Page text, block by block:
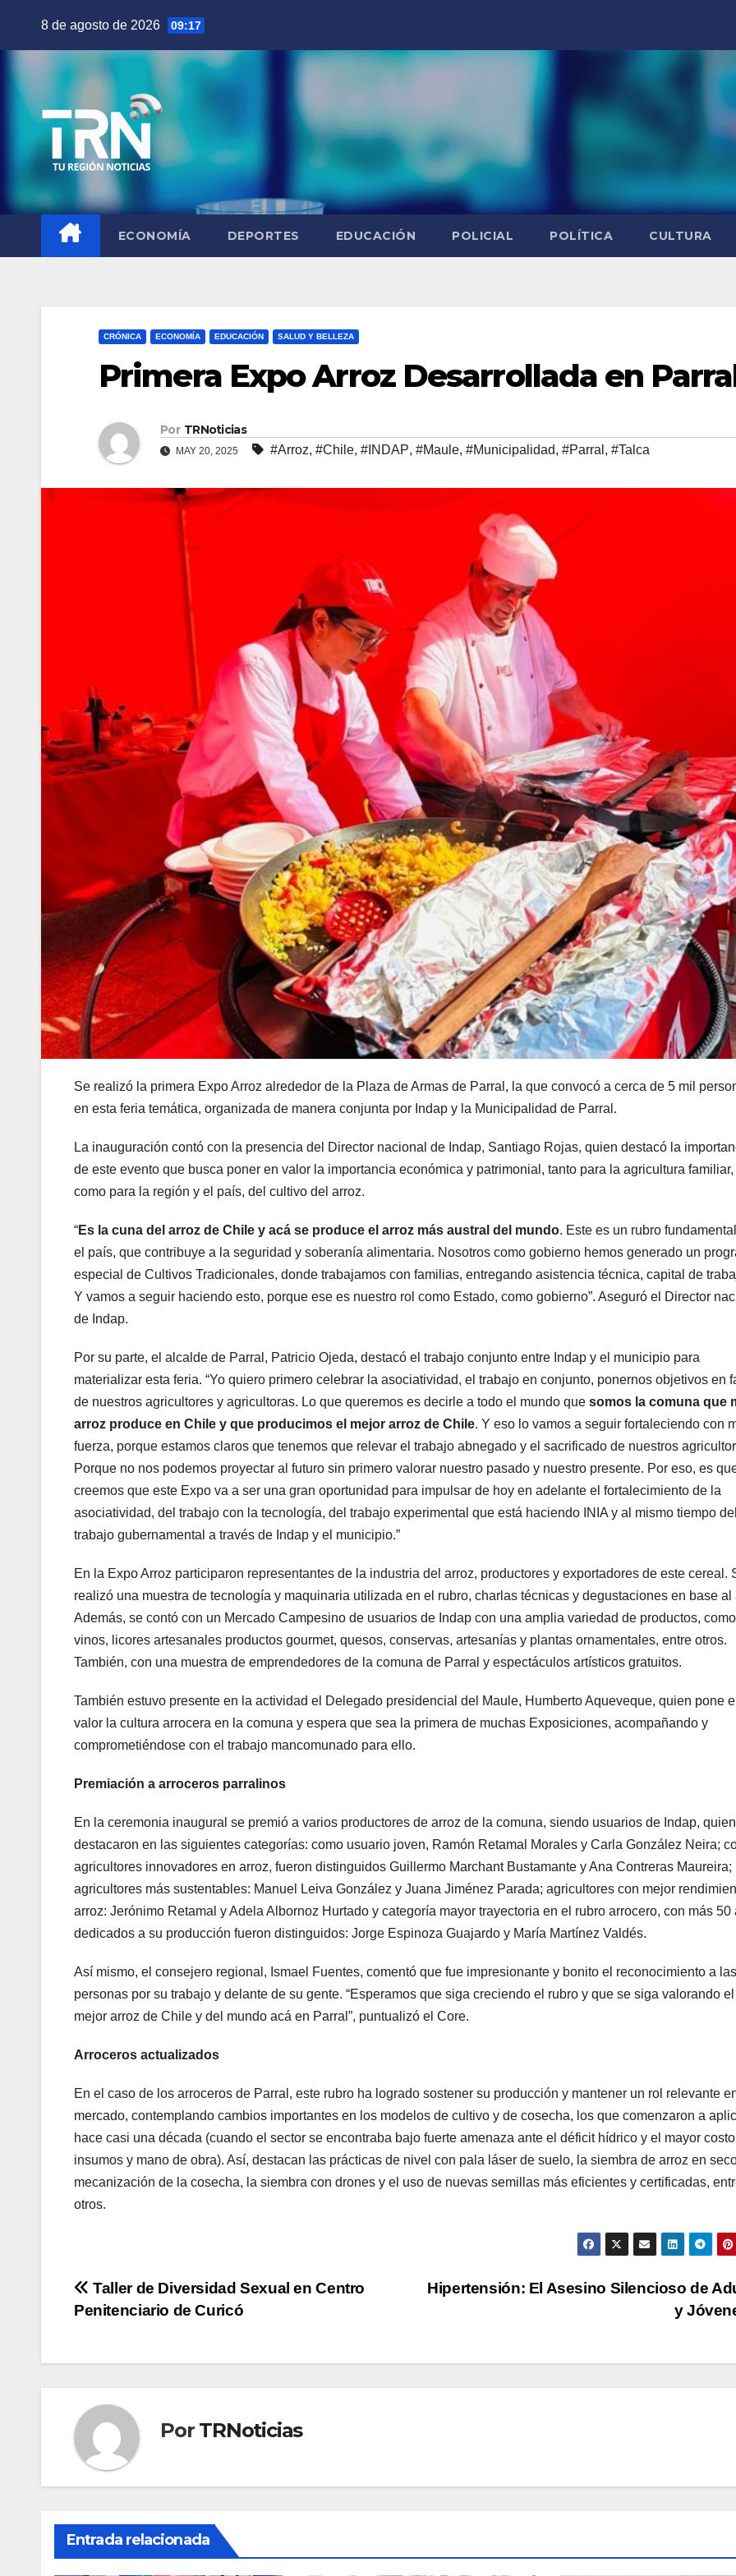
8 de agosto de 2026 09:17
ECONOMÍA DEPORTES EDUCACIÓN POLICIAL POLÍTICA CULTURA
CRÓNICA ECONOMÍA EDUCACIÓN SALUD Y BELLEZA
Primera Expo Arroz Desarrollada en
Por TRNoticias
MAY 20, 2025 #Arroz, #Chile, #INDAP, #Maule, #Municipalidad, #Parral , #Talca
Se realizó la primera Expo Arroz alrededor de la Plaza de Armas de Parral, la que convocó a cerca de 5 mil
en esta feria temática, organizada de manera conjunta por Indap y la Municipalidad de Parral.
La inauguración contó con la presencia del Director nacional de Indap, Santiago Rojas, quien destacó la
de este evento que busca poner en valor la importancia económica y patrimonial, tanto para la agricultura familiar,
como para la región y el país, del cultivo del arroz.
“Es la cuna del arroz de Chile y acá se produce el arroz más austral del mundo. Este es un rubro
el país, que contribuye a la seguridad y soberanía alimentaria. Nosotros como gobierno hemos generado un
especial de Cultivos Tradicionales, donde trabajamos con familias, entregando asistencia técnica, capital de
Y vamos a seguir haciendo esto, porque ese es nuestro rol como Estado, como gobierno”. Aseguró el Director
de Indap.
Por su parte, el alcalde de Parral, Patricio Ojeda, destacó el trabajo conjunto entre Indap y el municipio para
materializar esta feria. “Yo quiero primero celebrar la asociatividad, el trabajo en conjunto, ponernos objetivos en
de nuestros agricultores y agricultoras. Lo que queremos es decirle a todo el mundo que somos la comuna que
arroz produce en Chile y que producimos el mejor arroz de Chile. Y eso lo vamos a seguir fortaleciendo con
fuerza, porque estamos claros que tenemos que relevar el trabajo abnegado y el sacrificado de nuestros
Porque no nos podemos proyectar al futuro sin primero valorar nuestro pasado y nuestro presente. Por eso, es
creemos que este Expo va a ser una gran oportunidad para impulsar de hoy en adelante el fortalecimiento de la
asociatividad, del trabajo con la tecnología, del trabajo experimental que está haciendo INIA y al mismo tiempo
trabajo gubernamental a través de Indap y el municipio.”
En la Expo Arroz participaron representantes de la industria del arroz, productores y exportadores de este cereal.
realizó una muestra de tecnología y maquinaria utilizada en el rubro, charlas técnicas y degustaciones en base al
Además, se contó con un Mercado Campesino de usuarios de Indap con una amplia variedad de productos, como
vinos, licores artesanales productos gourmet, quesos, conservas, artesanías y plantas ornamentales, entre otros.
También, con una muestra de emprendedores de la comuna de Parral y espectáculos artísticos gratuitos.
También estuvo presente en la actividad el Delegado presidencial del Maule, Humberto Aqueveque, quien pone
valor la cultura arrocera en la comuna y espera que sea la primera de muchas Exposiciones, acompañando y
comprometiéndose con el trabajo mancomunado para ello.
Premiación a arroceros parralinos
En la ceremonia inaugural se premió a varios productores de arroz de la comuna, siendo usuarios de Indap,
destacaron en las siguientes categorías: como usuario joven, Ramón Retamal Morales y Carla González Neira;
agricultores innovadores en arroz, fueron distinguidos Guillermo Marchant Bustamante y Ana Contreras Maureira;
agricultores más sustentables: Manuel Leiva González y Juana Jiménez Parada; agricultores con mejor
arroz: Jerónimo Retamal y Adela Albornoz Hurtado y categoría mayor trayectoria en el rubro arrocero, con más 50
dedicados a su producción fueron distinguidos: Jorge Espinoza Guajardo y María Martínez Valdés.
Así mismo, el consejero regional, Ismael Fuentes, comentó que fue impresionante y bonito el reconocimiento a las
personas por su trabajo y delante de su gente. “Esperamos que siga creciendo el rubro y que se siga valorando el
mejor arroz de Chile y del mundo acá en Parral”, puntualizó el Core.
Arroceros actualizados
En el caso de los arroceros de Parral, este rubro ha logrado sostener su producción y mantener un rol relevante
mercado, contemplando cambios importantes en los modelos de cultivo y de cosecha, los que comenzaron a
hace casi una década (cuando el sector se encontraba bajo fuerte amenaza ante el déficit hídrico y el mayor
insumos y mano de obra). Así, destacan las prácticas de nivel con pala láser de suelo, la siembra de arroz en
mecanización de la cosecha, la siembra con drones y el uso de nuevas semillas más eficientes y certificadas,
otros.
Navegación
entradas
Hipertensión: El Asesino Silencioso de
y
Taller de Diversidad Sexual en Centro
Penitenciario de Curicó
Por TRNoticias
Entrada relacionada